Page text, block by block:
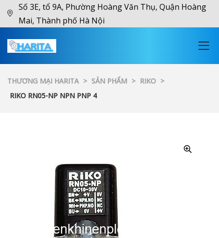
Số 3E, tổ 9A, Phường Hoàng Văn Thụ, Quận Hoàng
Mai, Thành phố Hà Nội
THƯƠNG MẠI HARITA > SẢN PHẨM > RIKO >
RIKO RN05-NP NPN PNP 4